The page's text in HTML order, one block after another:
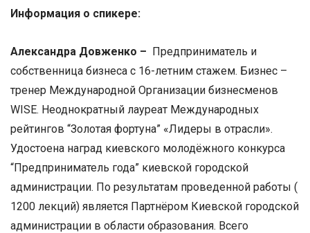
Информация о спикере:
Александра Довженко – Предприниматель и
собственница бизнеса с 16-летним стажем. Бизнес –
тренер Международной Организации бизнесменов
WISE. Неоднократный лауреат Международных
рейтингов “Золотая фортуна” «Лидеры в отрасли».
Удостоена наград киевского молодёжного конкурса
“Предприниматель года” киевской городской
администрации. По результатам проведенной работы (
1200 лекций) является Партнёром Киевской городской
администрации в области образования. Всего